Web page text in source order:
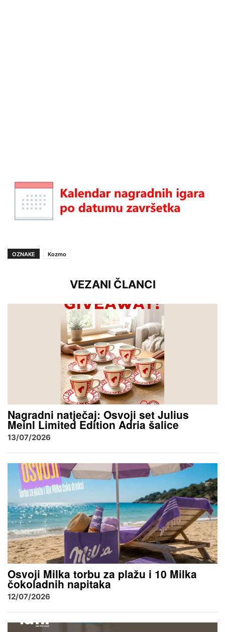
OZNAKE Kozmo
VEZANI ČLANCI
Nagradni natječaj: Osvoji set Julius
Meinl Limited Edition Adria šalice
13/07/2026
Osvoji Milka torbu za plažu i 10 Milka
čokoladnih napitaka
12/07/2026